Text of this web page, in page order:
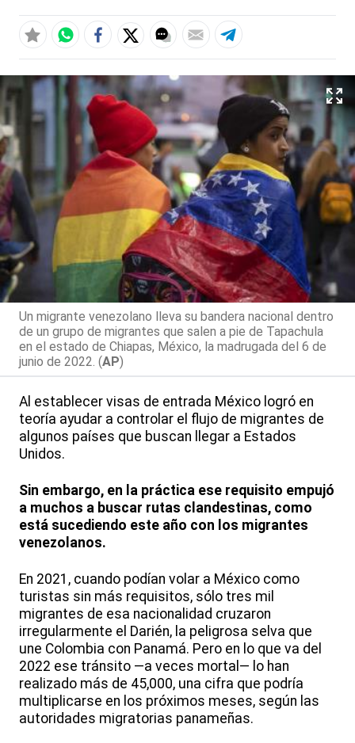
Un migrante venezolano lleva su bandera nacional dentro
de un grupo de migrantes que salen a pie de Tapachula
en el estado de Chiapas, México, la madrugada del 6 de
junio de 2022. (AP)
Al establecer visas de entrada México logró en
teoría ayudar a controlar el flujo de migrantes de
algunos países que buscan llegar a Estados
Unidos.
Sin embargo, en la práctica ese requisito empujó
a muchos a buscar rutas clandestinas, como
está sucediendo este año con los migrantes
venezolanos.
En 2021, cuando podían volar a México como
turistas sin más requisitos, sólo tres mil
migrantes de esa nacionalidad cruzaron
irregularmente el Darién, la peligrosa selva que
une Colombia con Panamá. Pero en lo que va del
2022 ese tránsito —a veces mortal— lo han
realizado más de 45,000, una cifra que podría
multiplicarse en los próximos meses, según las
autoridades migratorias panameñas.